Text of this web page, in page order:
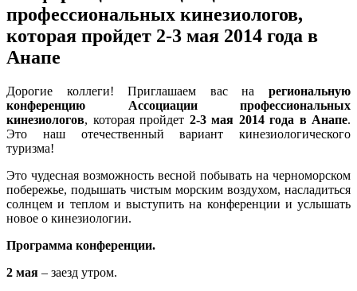
профессиональных кинезиологов,
которая пройдет 2-3 мая 2014 года в
Анапе
Дорогие коллеги! Приглашаем вас на региональную
конференцию Ассоциации профессиональных
кинезиологов, которая пройдет 2-3 мая 2014 года в Анапе.
Это наш отечественный вариант кинезиологического
туризма!
Это чудесная возможность весной побывать на черноморском
побережье, подышать чистым морским воздухом, насладиться
солнцем и теплом и выступить на конференции и услышать
новое о кинезиологии.
Программа конференции.
2 мая – заезд утром.